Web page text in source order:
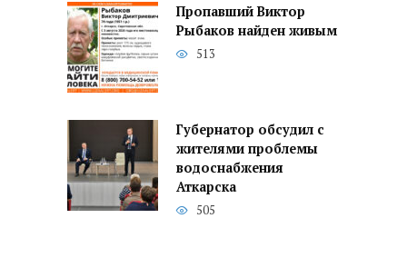
Пропавший Виктор
Рыбаков найден живым
513
Губернатор обсудил с
жителями проблемы
водоснабжения
Аткарска
505